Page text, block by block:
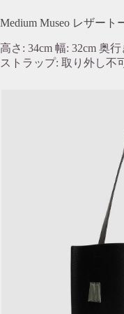
Medium Museo レザート
高さ: 34cm 幅: 32cm 奥行
ストラップ: 取り外し不